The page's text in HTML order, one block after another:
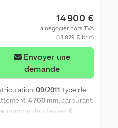
14 900 €
à négocier hors TVA
(18 029 € brut)
demande
09/2011, type de
4 760 mm, carburant:
, nombre de vitesses: 6,